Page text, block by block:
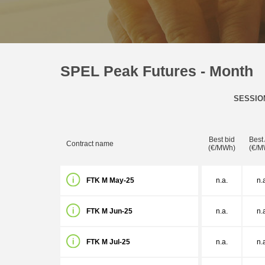
SPEL Peak Futures - Month
Contract name
Best bid
(€/MWh)
Best
(€/
FTK M May-25 n.a.
FTK M Jun-25 n.a.
FTK M Jul-25 n.a.